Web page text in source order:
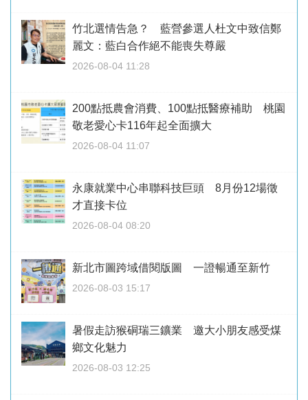
竹北選情告急？ 藍營參選人杜文中致信鄭
麗文：藍白合作絕不能喪失尊嚴
2026-08-04 11:28
200點抵農會消費、100點抵醫療補助 桃園
敬老愛心卡116年起全面擴大
2026-08-04 11:07
永康就業中心串聯科技巨頭 8月份12場徵
才直接卡位
2026-08-04 08:20
新北市圖跨域借閱版圖 一證暢通至新竹
2026-08-03 15:17
暑假走訪猴硐瑞三鑛業 邀大小朋友感受煤
鄉文化魅力
2026-08-03 12:25